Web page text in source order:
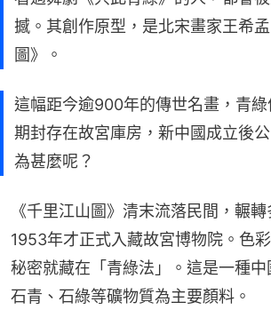
撼。其創作原型，是北宋畫家王希
圖》。
這幅距今逾900年的傳世名畫，青
期封存在故宮庫房，新中國成立後
為甚麼呢？
《千里江山圖》清末流落民間，輾
1953年才正式入藏故宮博物院。色
秘密就藏在「青綠法」。這是一種中
石青、石綠等礦物質為主要顏料。